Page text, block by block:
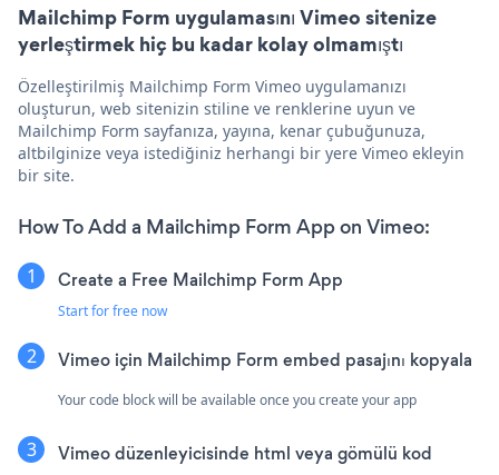
Mailchimp Form uygulamasını Vimeo sitenize
yerleştirmek hiç bu kadar kolay olmamıştı
Özelleştirilmiş Mailchimp Form Vimeo uygulamanızı
oluşturun, web sitenizin stiline ve renklerine uyun ve
Mailchimp Form sayfanıza, yayına, kenar çubuğunuza,
altbilginize veya istediğiniz herhangi bir yere Vimeo ekleyin
bir site.
How To Add a Mailchimp Form App on Vimeo:
Create a Free Mailchimp Form App
Start for free now
Vimeo için Mailchimp Form embed pasajını kopyala
Your code block will be available once you create your app
Vimeo düzenleyicisinde html veya gömülü kod